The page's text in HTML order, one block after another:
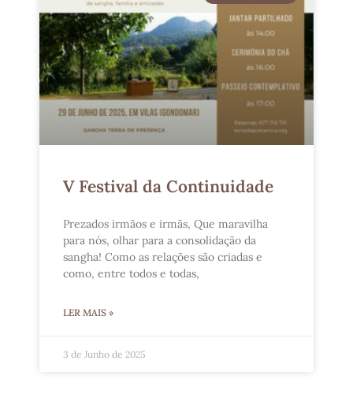
V Festival da Continuidade
Prezados irmãos e irmãs, Que maravilha
para nós, olhar para a consolidação da
sangha! Como as relações são criadas e
como, entre todos e todas,
LER MAIS »
3 de Junho de 2025